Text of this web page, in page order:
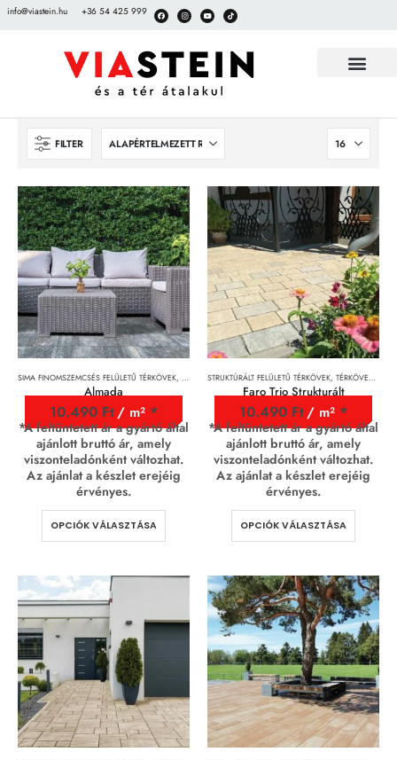
info@viastein.hu +36 54 425 999
FILTER
SIMA FINOMSZEMCSÉS FELÜLETŰ TÉRKÖVEK, TÉRKÖVEK, TÉRKŐRENDSZEREK ÉS LAPOK
Almada
10.490 Ft/ m²
*A feltüntetett ár a gyártó által
ajánlott bruttó ár, amely
viszonteladónként változhat.
Az ajánlat a készlet erejéig
érvényes.
OPCIÓK VÁLASZTÁSA
STRUKTÚRÁLT FELÜLETŰ TÉRKÖVEK, TÉRKÖVEK, TÉRKŐRENDSZEREK ÉS LAPOK
Faro Trio Strukturált
10.490 Ft/ m²
*A feltüntetett ár a gyártó által
ajánlott bruttó ár, amely
viszonteladónként változhat.
Az ajánlat a készlet erejéig
érvényes.
OPCIÓK VÁLASZTÁSA